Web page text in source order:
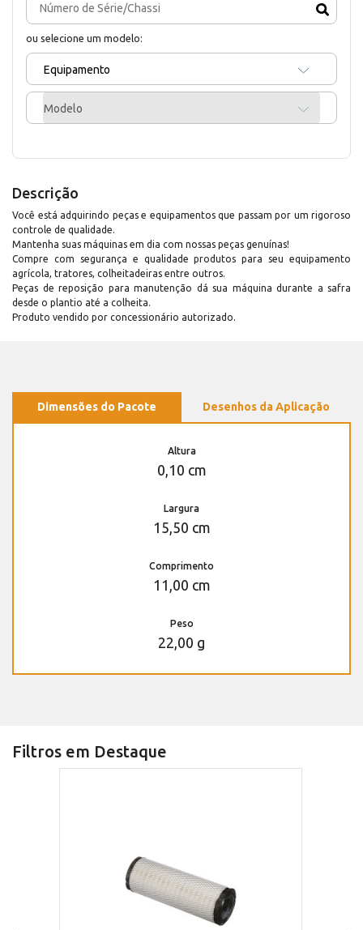
ou selecione um modelo:
Equipamento
Modelo
Descrição
Você está adquirindo peças e equipamentos que passam por um rigoroso
controle de qualidade.
Mantenha suas máquinas em dia com nossas peças genuínas!
Compre com segurança e qualidade produtos para seu equipamento
agrícola, tratores, colheitadeiras entre outros.
Peças de reposição para manutenção dá sua máquina durante a safra
desde o plantio até a colheita.
Produto vendido por concessionário autorizado.
Dimensões do Pacote Desenhos da Aplicação
Altura
0,10 cm
Largura
15,50 cm
Comprimento
11,00 cm
Peso
22,00 g
Filtros em Destaque